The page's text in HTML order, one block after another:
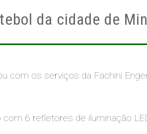
da cidade de
com os serviços da Fachini
6 refletores de iluminação